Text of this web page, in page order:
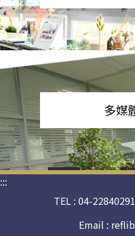
多媒
:::
TEL : 04-
Email :